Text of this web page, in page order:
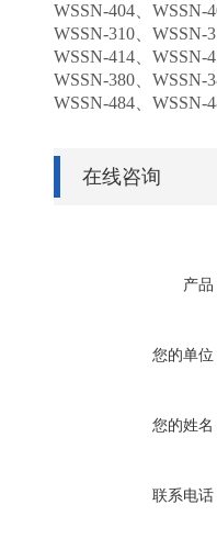
WSSN-404、WSSN-
WSSN-310 、
WSSN-414、WSSN-
WSSN-380 、
WSSN-484、WSSN-
在线咨询
产品
您的单位
您的姓名
联系电话